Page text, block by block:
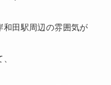
和田駅周辺の雰囲気が